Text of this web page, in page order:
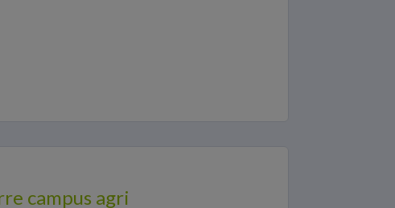
campus agri